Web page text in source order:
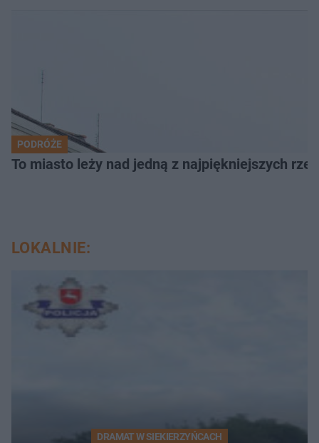
PODRÓŻE
To miasto leży nad jedną z najpiękniejszych
LOKALNIE:
DRAMAT W SIEKIERZYŃCACH